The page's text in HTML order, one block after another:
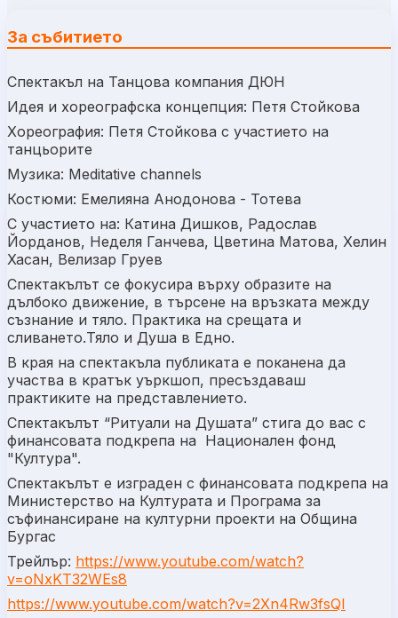
За събитието
Спектакъл на Танцова компания ДЮН
Идея и хореографска концепция: Петя Стойкова
Хореография: Петя Стойкова с участието на
танцьорите
Музика: Meditative channels
Костюми: Емелияна Анодонова - Тотева
С участието на: Катина Дишков, Радослав
Йорданов, Неделя Ганчева, Цветина Матова, Хелин
Хасан, Велизар Груев
Спектакълът се фокусира върху образите на
дълбоко движение, в търсене на връзката между
съзнание и тяло. Практика на срещата и
сливането.Тяло и Душа в Едно.
В края на спектакъла публиката е поканена да
участва в кратък уъркшоп, пресъздаваш
практиките на представлението.
Спектакълът “Ритуали на Душата” стига до вас с
финансовата подкрепа на Национален фонд
"Култура".
Спектакълът е изграден с финансовата подкрепа на
Министерство на Културата и Програма за
съфинансиране на културни проекти на Община
Бургас
Трейлър: https://www.youtube.com/watch?
v=oNxKT32WEs8
https://www.youtube.com/watch?v=2Xn4Rw3fsQI